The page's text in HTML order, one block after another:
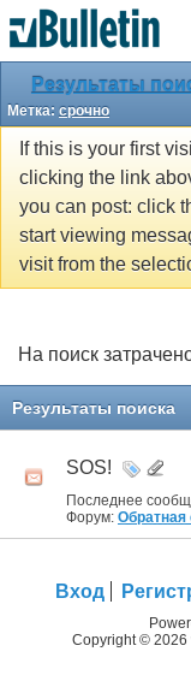
Результаты
Метка: срочно
If this is your first
clicking the link
you can post: click
start viewing
visit from the
На поиск
Результаты поиска
SOS!
Форум: Обратная
Вход
Copyright © 2026